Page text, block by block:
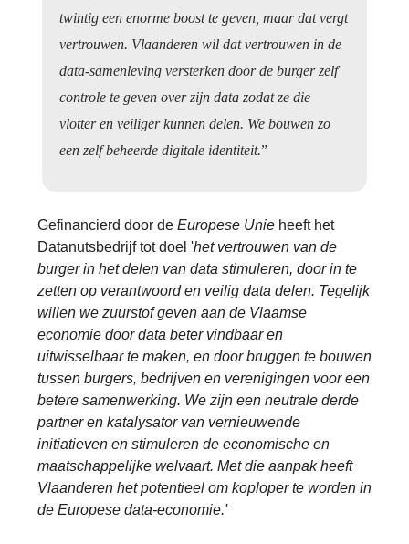
twintig een enorme boost te geven, maar dat vergt
vertrouwen. Vlaanderen wil dat vertrouwen in de
data-samenleving versterken door de burger zelf
controle te geven over zijn data zodat ze die
vlotter en veiliger kunnen delen. We bouwen zo
een zelf beheerde digitale identiteit.”
Gefinancierd door de Europese Unie heeft het
Datanutsbedrijf tot doel 'het vertrouwen van de
burger in het delen van data stimuleren, door in te
zetten op verantwoord en veilig data delen. Tegelijk
willen we zuurstof geven aan de Vlaamse
economie door data beter vindbaar en
uitwisselbaar te maken, en door bruggen te bouwen
tussen burgers, bedrijven en verenigingen voor een
betere samenwerking. We zijn een neutrale derde
partner en katalysator van vernieuwende
initiatieven en stimuleren de economische en
maatschappelijke welvaart. Met die aanpak heeft
Vlaanderen het potentieel om koploper te worden in
de Europese data-economie.'